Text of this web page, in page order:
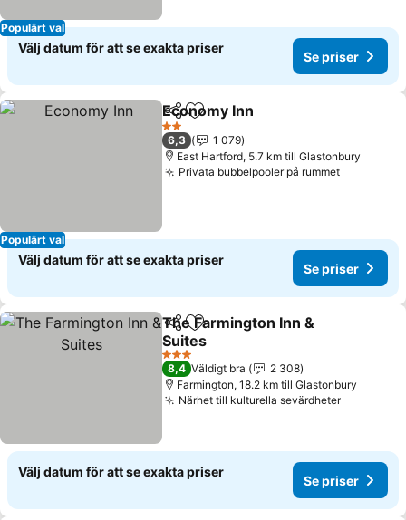
Populärt val
Välj datum för att se exakta priser
Se priser
Populärt val
Dela Lägg till i Mina Favoriter
Economy Inn
2 Stjärnor
6,3
1 079
East Hartford, 5.7 km till Glastonbury
Privata bubbelpooler på rummet
Välj datum för att se exakta priser
Se priser
Dela Lägg till i Mina Favoriter
The Farmington Inn &
Suites
3 Stjärnor
8,4 Väldigt bra
2 308
Farmington, 18.2 km till Glastonbury
Närhet till kulturella sevärdheter
Välj datum för att se exakta priser
Se priser